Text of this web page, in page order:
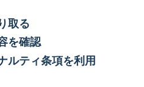
取る
を確認
ルティ条項を利用